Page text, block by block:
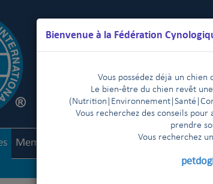
Bienvenue à la Fédération
Vous possédez déjà un
Le bien-être du chien revêt
(Nutrition
Environnement
Vous recherchez des conseils
prendre
Vous recherchez
Membres Règlements